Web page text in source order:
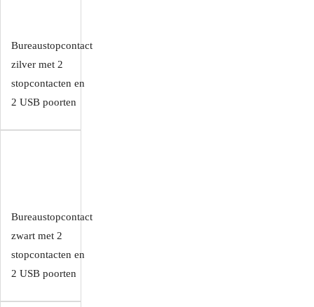
Bureaustopcontact
zilver met 2
stopcontacten en
2 USB poorten
Bureaustopcontact
zwart met 2
stopcontacten en
2 USB poorten